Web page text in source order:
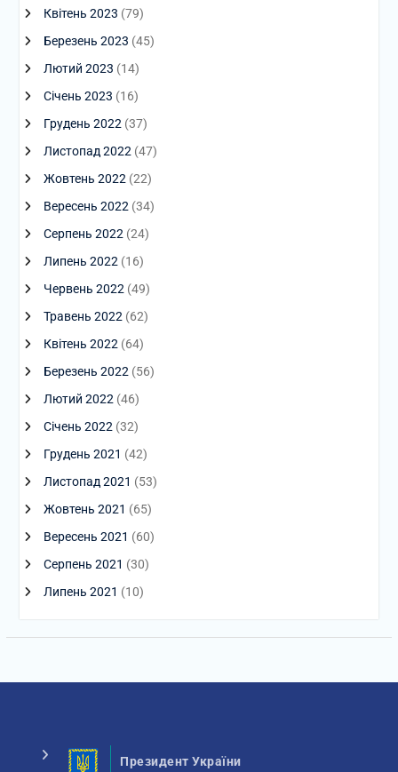
Квітень 2023 (79)
Березень 2023 (45)
Лютий 2023 (14)
Січень 2023 (16)
Грудень 2022 (37)
Листопад 2022 (47)
Жовтень 2022 (22)
Вересень 2022 (34)
Серпень 2022 (24)
Липень 2022 (16)
Червень 2022 (49)
Травень 2022 (62)
Квітень 2022 (64)
Березень 2022 (56)
Лютий 2022 (46)
Січень 2022 (32)
Грудень 2021 (42)
Листопад 2021 (53)
Жовтень 2021 (65)
Вересень 2021 (60)
Серпень 2021 (30)
Липень 2021 (10)
Президент України